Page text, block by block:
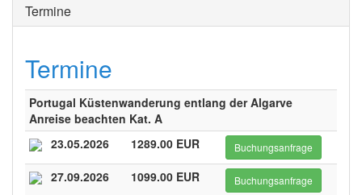
Termine
Termine
Portugal Küstenwanderung entlang der Algarve
Anreise beachten Kat. A
23.05.2026
1289.00 EUR Buchungsanfrage
27.09.2026 1099.00 EUR Buchungsanfrage